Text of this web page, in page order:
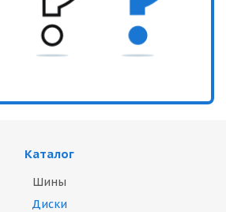
Каталог
Шины
Диски